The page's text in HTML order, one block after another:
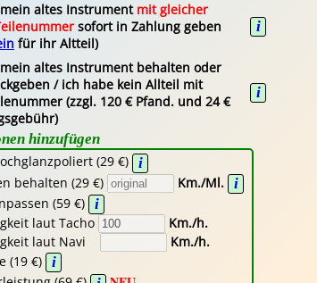
altes Instrument mit gleicher
sofort in Zahlung geben
für ihr Altteil)
i
altes Instrument behalten oder
/ ich habe kein Allteil mit
(zzgl. 120 € Pfand. und 24 €
i
hinzufügen
(29 €) i
behalten (29 €)
Km./Ml. i
(59 €) i
laut Tacho
Km./h.
laut Navi
Km./h.
(19 €) i